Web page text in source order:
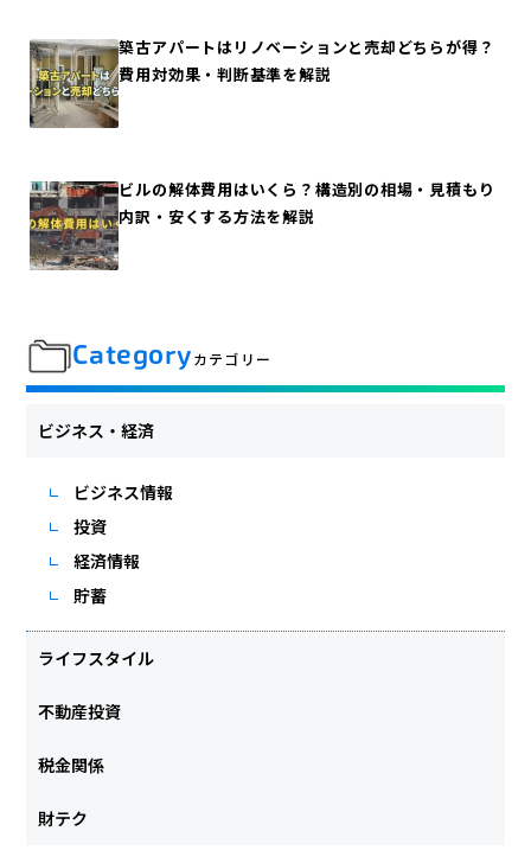
築古アパートはリノベーションと売却どちらが得？
費用対効果・判断基準を解説
ビルの解体費用はいくら？構造別の相場・見積もり
内訳・安くする方法を解説
Categoryカテゴリー
ビジネス・経済
ビジネス情報
投資
経済情報
貯蓄
ライフスタイル
不動産投資
税金関係
財テク